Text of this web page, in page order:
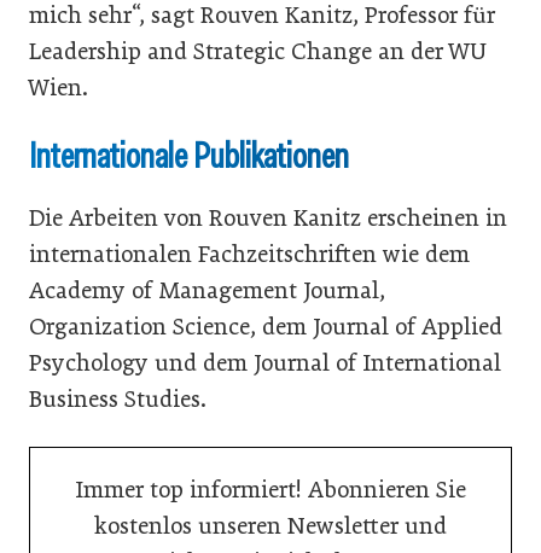
mich sehr“, sagt Rouven Kanitz, Professor für
Leadership and Strategic Change an der WU
Wien.
Internationale Publikationen
Die Arbeiten von Rouven Kanitz erscheinen in
internationalen Fachzeitschriften wie dem
Academy of Management Journal,
Organization Science, dem Journal of Applied
Psychology und dem Journal of International
Business Studies.
Immer top informiert! Abonnieren Sie
kostenlos unseren Newsletter und